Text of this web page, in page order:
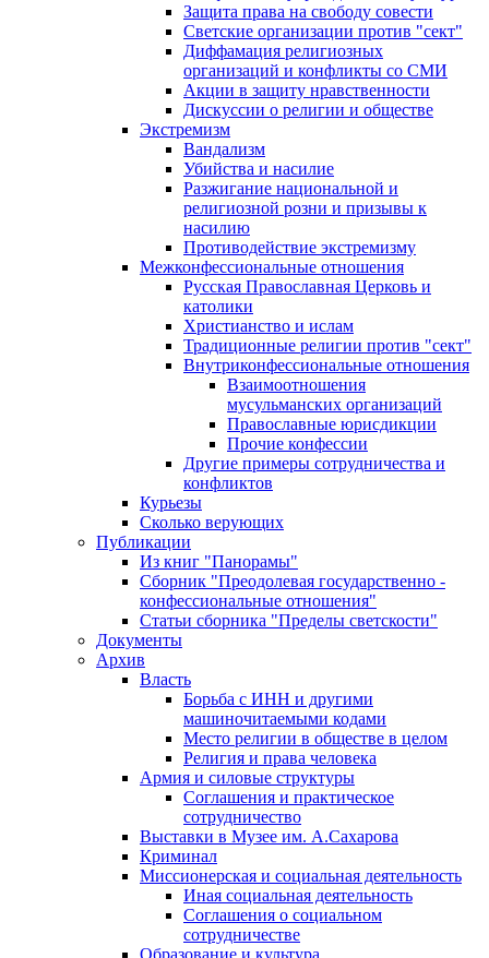
Защита права на свободу совести
Светские организации против "сект"
Диффамация религиозных
организаций и конфликты со СМИ
Акции в защиту нравственности
Дискуссии о религии и обществе
Экстремизм
Вандализм
Убийства и насилие
Разжигание национальной и
религиозной розни и призывы к
насилию
Противодействие экстремизму
Межконфессиональные отношения
Русская Православная Церковь и
католики
Христианство и ислам
Традиционные религии против "сект"
Внутриконфессиональные отношения
Взаимоотношения
мусульманских организаций
Православные юрисдикции
Прочие конфессии
Другие примеры сотрудничества и
конфликтов
Курьезы
Сколько верующих
Публикации
Из книг "Панорамы"
Сборник "Преодолевая государственно -
конфессиональные отношения"
Статьи сборника "Пределы светскости"
Документы
Архив
Власть
Борьба с ИНН и другими
машиночитаемыми кодами
Место религии в обществе в целом
Религия и права человека
Армия и силовые структуры
Соглашения и практическое
сотрудничество
Выставки в Музее им. А.Сахарова
Криминал
Миссионерская и социальная деятельность
Иная социальная деятельность
Соглашения о социальном
сотрудничестве
Образование и культура